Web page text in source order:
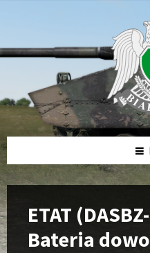
ETAT
Bateria